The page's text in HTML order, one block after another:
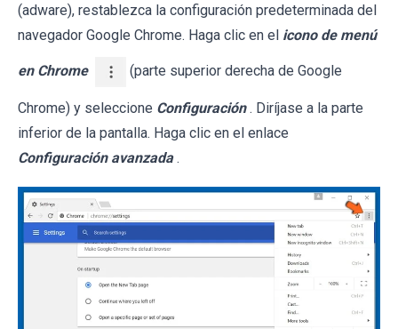
(adware), restablezca la configuración predeterminada del
navegador Google Chrome. Haga clic en el icono de menú
en Chrome (parte superior derecha de Google
Chrome) y seleccione Configuración . Diríjase a la parte
inferior de la pantalla. Haga clic en el enlace
Configuración avanzada .